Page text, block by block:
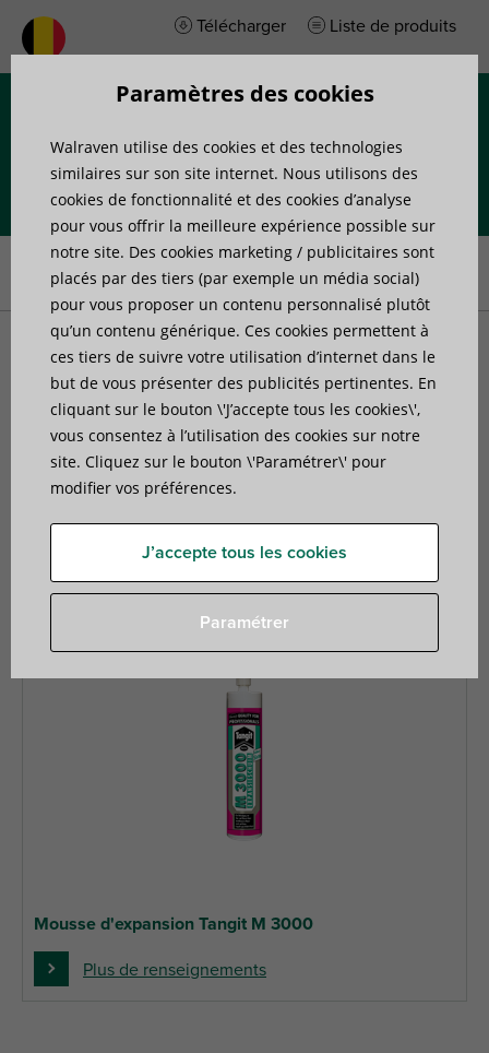
Télécharger Liste de produits
Accueil»Produits» Sanitaire et plomberie »Produits d'étanchéité
et revêtements
Produits d'étanchéité et
revêtements
1 produits trouvés Filtrer
Mousse d'expansion Tangit M 3000
Plus de renseignements
Paramètres des cookies
Walraven utilise des cookies et des technologies
similaires sur son site internet. Nous utilisons des
cookies de fonctionnalité et des cookies d’analyse
pour vous offrir la meilleure expérience possible sur
notre site. Des cookies marketing / publicitaires sont
placés par des tiers (par exemple un média social)
pour vous proposer un contenu personnalisé plutôt
qu’un contenu générique. Ces cookies permettent à
ces tiers de suivre votre utilisation d’internet dans le
but de vous présenter des publicités pertinentes. En
cliquant sur le bouton \'J’accepte tous les cookies\',
vous consentez à l’utilisation des cookies sur notre
site. Cliquez sur le bouton \'Paramétrer\' pour
modifier vos préférences.
J’accepte tous les cookies
Paramétrer